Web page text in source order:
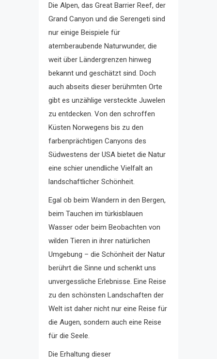
Die Alpen, das Great Barrier Reef, der
Grand Canyon und die Serengeti sind
nur einige Beispiele für
atemberaubende Naturwunder, die
weit über Ländergrenzen hinweg
bekannt und geschätzt sind. Doch
auch abseits dieser berühmten Orte
gibt es unzählige versteckte Juwelen
zu entdecken. Von den schroffen
Küsten Norwegens bis zu den
farbenprächtigen Canyons des
Südwestens der USA bietet die Natur
eine schier unendliche Vielfalt an
landschaftlicher Schönheit.
Egal ob beim Wandern in den Bergen,
beim Tauchen im türkisblauen
Wasser oder beim Beobachten von
wilden Tieren in ihrer natürlichen
Umgebung – die Schönheit der Natur
berührt die Sinne und schenkt uns
unvergessliche Erlebnisse. Eine Reise
zu den schönsten Landschaften der
Welt ist daher nicht nur eine Reise für
die Augen, sondern auch eine Reise
für die Seele.
Die Erhaltung dieser